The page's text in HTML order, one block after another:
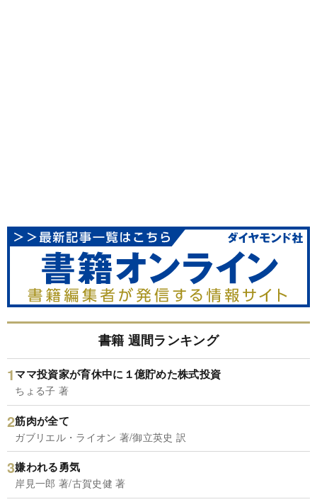
書籍 週間ランキング
ママ投資家が育休中に１億貯めた株式投資
ちょる子 著
筋肉が全て
ガブリエル・ライオン 著/御立英史 訳
嫌われる勇気
岸見一郎 著/古賀史健 著